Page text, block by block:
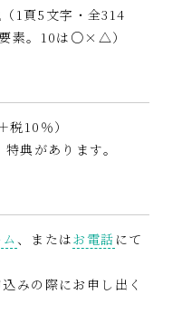
1頁5文字・全314
素。10は○×△）
10％）
典があります。
、またはお電話 にて
みの際にお申し出く